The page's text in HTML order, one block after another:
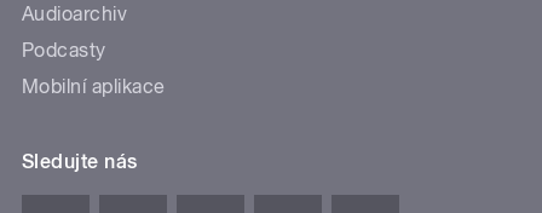
Audioarchiv
Podcasty
Mobilní aplikace
Sledujte nás